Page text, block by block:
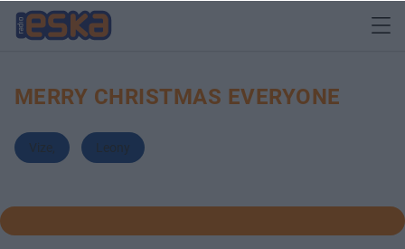
MERRY CHRISTMAS EVERYONE
Vize Leony